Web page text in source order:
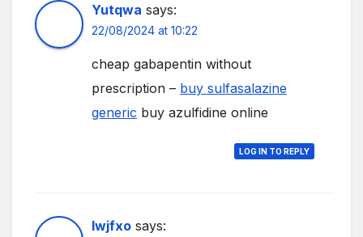
Yutqwa says:
22/08/2024 at 10:22
cheap gabapentin without
prescription – buy sulfasalazine
generic buy azulfidine online
LOG IN TO REPLY
Iwjfxo says: